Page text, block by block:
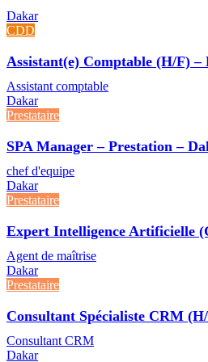
Dakar
CDD
Assistant(e) Comptable (H/F)
Assistant comptable
Dakar
Prestataire
SPA Manager – Prestation –
chef d'equipe
Dakar
Prestataire
Expert Intelligence Artificielle
Agent de maîtrise
Dakar
Prestataire
Consultant Spécialiste CRM
Consultant CRM
Dakar